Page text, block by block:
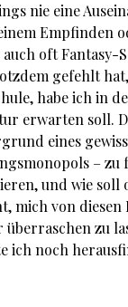
nie eine
Empfinden
auch oft
gefehlt
habe ich in
erwarten soll.
eines
– zu
und wie soll
mich von
überraschen zu
ich noch